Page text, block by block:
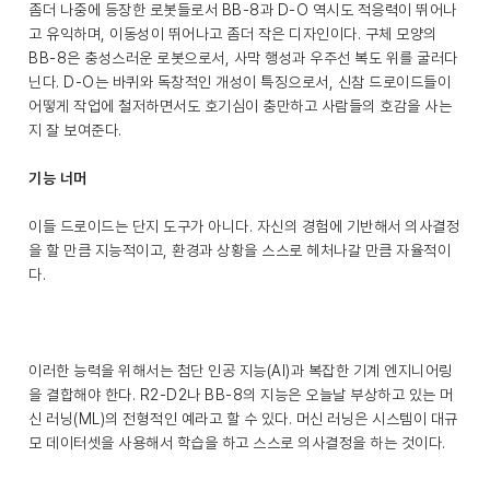
좀더 나중에 등장한 로봇들로서 BB-8과 D-O 역시도 적응력이 뛰어나
고 유익하며, 이동성이 뛰어나고 좀더 작은 디자인이다. 구체 모양의
BB-8은 충성스러운 로봇으로서, 사막 행성과 우주선 복도 위를 굴러다
닌다. D-O는 바퀴와 독창적인 개성이 특징으로서, 신참 드로이드들이
어떻게 작업에 철저하면서도 호기심이 충만하고 사람들의 호감을 사는
지 잘 보여준다.
기능 너머
이들 드로이드는 단지 도구가 아니다. 자신의 경험에 기반해서 의사결정
을 할 만큼 지능적이고, 환경과 상황을 스스로 헤처나갈 만큼 자율적이
다.
이러한 능력을 위해서는 첨단 인공 지능(AI)과 복잡한 기계 엔지니어링
을 결합해야 한다. R2-D2나 BB-8의 지능은 오늘날 부상하고 있는 머
신 러닝(ML)의 전형적인 예라고 할 수 있다. 머신 러닝은 시스템이 대규
모 데이터셋을 사용해서 학습을 하고 스스로 의사결정을 하는 것이다.